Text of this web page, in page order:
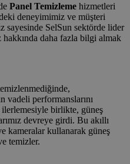
Panel Temizleme hizmetleri
deneyimimiz ve müşteri
sayesinde SelSun sektörde lider
daha fazla bilgi almak
performanslarını
birlikte, güneş
devreye girdi. Bu akıllı
kameralar kullanarak güneş
temizler.